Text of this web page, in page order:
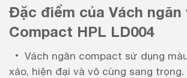
Đặc điểm của Vách ngăn
Compact HPL LD004
Vách ngăn compact sử dụng
xảo, hiện đại và vô cùng sang trọng.